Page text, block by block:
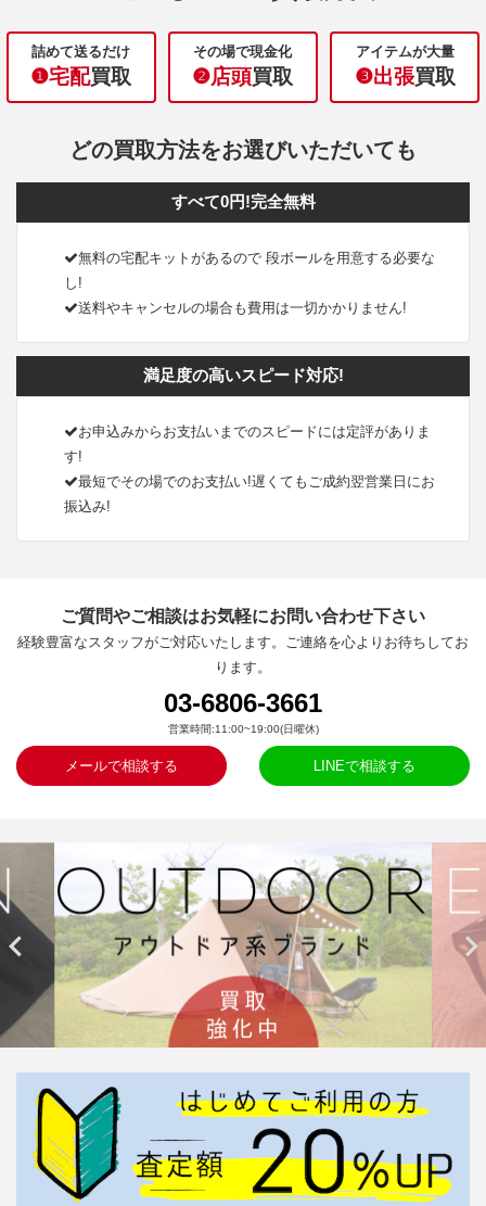
詰めて送るだけ
❶宅配買取
その場で現金化
❷店頭買取
アイテムが大量
❸出張買取
どの買取方法をお選びいただいても
すべて0円!完全無料
無料の宅配キットがあるので 段ボールを用意する必要な
し!
送料やキャンセルの場合も費用は一切かかりません!
満足度の高いスピード対応!
お申込みからお支払いまでのスピードには定評がありま
す!
最短でその場でのお支払い!遅くてもご成約翌営業日にお
振込み!
ご質問やご相談はお気軽にお問い合わせ下さい
経験豊富なスタッフがご対応いたします。ご連絡を心よりお待ちしてお
ります。
03-6806-3661
営業時間:11:00~19:00(日曜休)
メールで相談する LINEで相談する
 